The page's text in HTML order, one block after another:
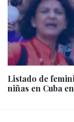
Listado de
niñas en Cuba